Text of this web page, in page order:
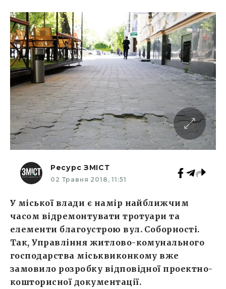
Ресурс ЗМІСТ
02 Травня 2018, 11:51
У міської влади є намір найближчим
часом відремонтувати тротуари та
елементи благоустрою вул. Соборності.
Так, Управління житлово-комунального
господарства міськвиконкому вже
замовило розробку відповідної проектно-
кошторисної документації.